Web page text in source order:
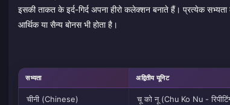
इसकी ताकत के इर्द-गिर्द अपना हीरो कलेक्शन बनाते हैं। प्रत्येक
आर्थिक या सैन्य बोनस भी होता है।
सभ्यता अद्वितीय यूनिट
चीनी (Chinese) चू को नू (Chu Ko Nu -